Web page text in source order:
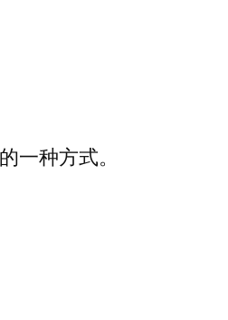
一种方式。